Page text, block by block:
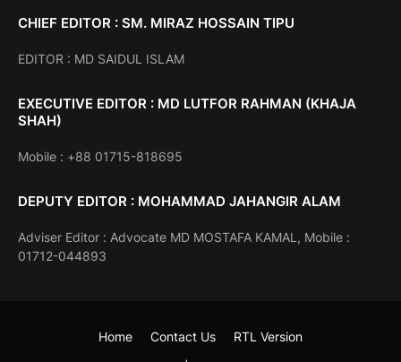
CHIEF EDITOR : SM. MIRAZ HOSSAIN TIPU
EDITOR : MD SAIDUL ISLAM
EXECUTIVE EDITOR : MD LUTFOR RAHMAN (KHAJA
SHAH)
Mobile : +88 01715-818695
DEPUTY EDITOR : MOHAMMAD JAHANGIR ALAM
Adviser Editor : Advocate MD MOSTAFA KAMAL, Mobile :
01712-044893
Home Contact Us RTL Version